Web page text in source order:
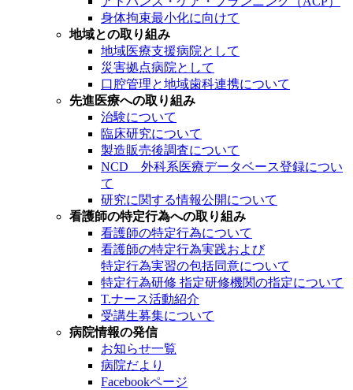
身体拘束最小化に向けて
地域との取り組み
地域医療支援病院として
災害拠点病院として
口腔管理と地域歯科連携について
先進医療への取り組み
治験について
臨床研究について
製造販売後調査について
NCD 外科系医療データベース登録につい
て
研究に関する情報公開について
看護師の特定行為への取り組み
看護師の特定行為について
看護師の特定行為実践および
特定行為実習の包括同意について
特定行為研修 指定研修機関の指定について
T.ナース活動紹介
受講生募集について
病院情報の発信
お知らせ一覧
病院だより
Facebookページ